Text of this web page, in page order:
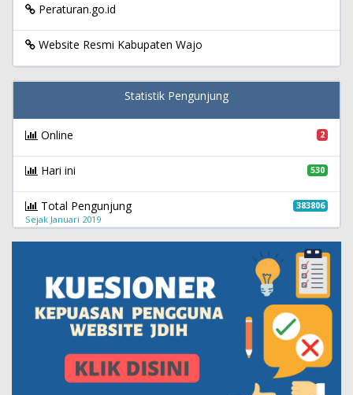
Peraturan.go.id
Website Resmi Kabupaten Wajo
Statistik Pengunjung
Online 2
Hari ini 530
Total Pengunjung 383806
Sejak Januari 2019